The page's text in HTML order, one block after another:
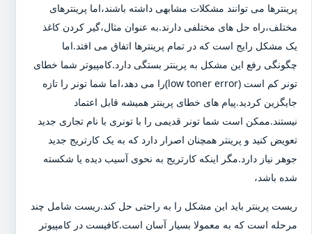
پرینترها می توانند مشکلات مشابهی داشته باشند،اما پرینترهای
مختلف،راه حل های مختلفی دارند.به عنوان مثال،گیر کردن کاغذ
یک مشکل رایج است که در تمام پرینترها اتفاق می افتد.اما
چگونگی رفع این مشکل به پرینتر بستگی دارد.کامپیوتر شما خطای
تونر کم است (low toner error)را می دهد،اما شما تونر را تازه
جایگزین کردید.پیام های خطای پرینتر همیشه قابل اعتماد
نیستند.ممکن است شما تونر قدیمی را با تونری با نام تجاری جدید
تعویض کنید و پرینتر همچنان اصرار دارد که به یک کارتریج جدید
جوهر نیاز دارد.مگر اینکه کارتریج به نحوی آسیب دیده یا شکسته
شده باشد،
ریست پرینتر باید این مشکل را به راحتی حل کند.ریست شامل چند
مرحله است که به معمولا بسیار آسان است.کافیست در کامپیوتر